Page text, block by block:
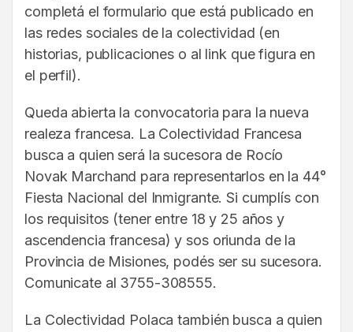
completá el formulario que está publicado en
las redes sociales de la colectividad (en
historias, publicaciones o al link que figura en
el perfil).
Queda abierta la convocatoria para la nueva
realeza francesa. La Colectividad Francesa
busca a quien será la sucesora de Rocío
Novak Marchand para representarlos en la 44°
Fiesta Nacional del Inmigrante. Si cumplís con
los requisitos (tener entre 18 y 25 años y
ascendencia francesa) y sos oriunda de la
Provincia de Misiones, podés ser su sucesora.
Comunicate al 3755-308555.
La Colectividad Polaca también busca a quien